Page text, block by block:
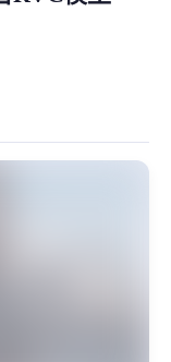
klrvc.com.